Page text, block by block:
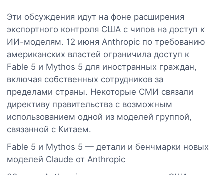
Эти обсуждения идут на фоне расширения
экспортного контроля США с чипов на доступ к
ИИ-моделям. 12 июня Anthropic по требованию
американских властей ограничила доступ к
Fable 5 и Mythos 5 для иностранных граждан,
включая собственных сотрудников за
пределами страны. Некоторые СМИ связали
директиву правительства с возможным
использованием одной из моделей группой,
связанной с Китаем.
Fable 5 и Mythos 5 — детали и бенчмарки новых
моделей Claude от Anthropic